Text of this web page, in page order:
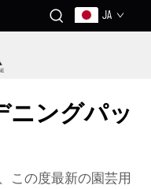
JA
ニングパッ
この度最新の園芸用